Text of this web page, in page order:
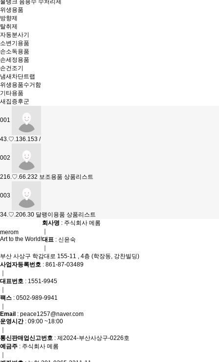
물탱크 음용수 수처리제
위생용품
방향제
탈취제
자동분사기
소변기용품
손소독용품
손세정용품
손건조기
냄새차단트랩
위생용품수거함
기타용품
새집증후군
001
43.♡.136.153 /
002
216.♡.66.232 보조용품 상품리스트
003
34.♡.206.30 달팽이용품 상품리스트
merom
Art to the World!
회사명 : 주식회사 메롬
대표 : 신윤숙
부산 사상구 학감대로 155-11 , 4층 (학장동, 강찬빌딩)
사업자등록번호 : 861-87-03489
대표번호 : 1551-9945
팩스 : 0502-989-9941
Email : peace1257@naver.com
운영시간: 09:00 ~18:00
통신판매업신고번호 : 제2024-부산사상구-0226호
예금주 : 주식회사 메롬